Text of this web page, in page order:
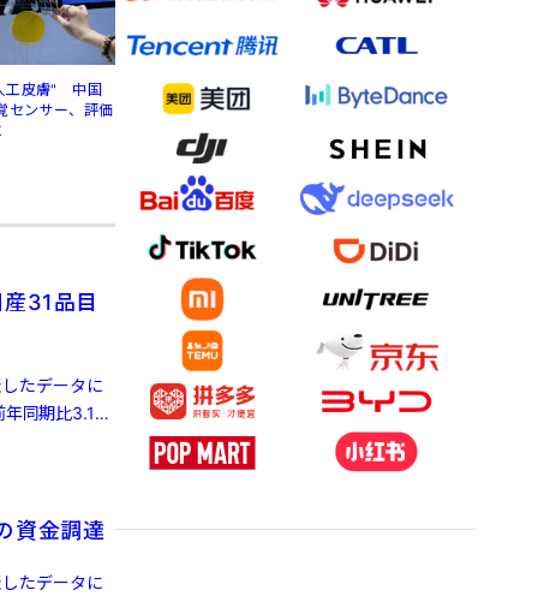
工皮膚" 中国
センサー、評価
31品目
たデータに
同期比3.1%
資金調達
たデータに